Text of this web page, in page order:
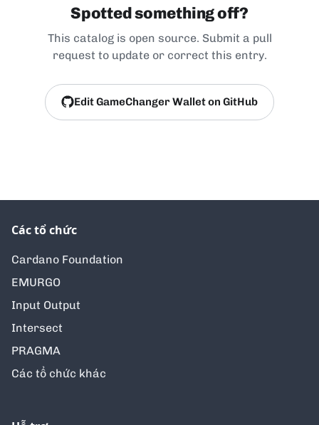
Spotted something off?
This catalog is open source. Submit a pull
request to update or correct this entry.
Edit GameChanger Wallet on GitHub
Các tổ chức
Cardano Foundation
EMURGO
Input Output
Intersect
PRAGMA
Các tổ chức khác